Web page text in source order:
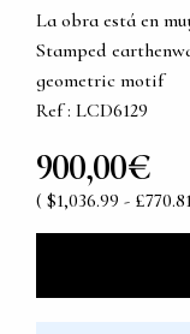
La obra está en
Stamped
geometric motif
Ref : LCD6129
900,00€
( $1,036.99 -